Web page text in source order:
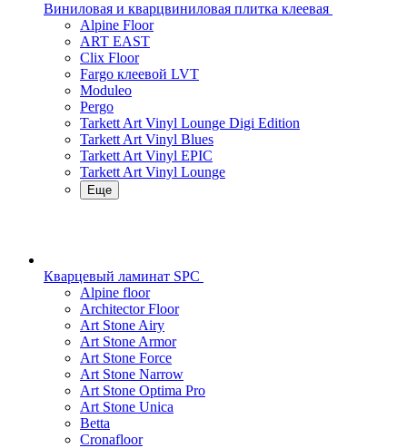
Виниловая и кварцвиниловая плитка клеевая
Alpine Floor
ART EAST
Clix Floor
Fargo клеевой LVT
Moduleo
Pergo
Tarkett Art Vinyl Lounge Digi Edition
Tarkett Art Vinyl Blues
Tarkett Art Vinyl EPIC
Tarkett Art Vinyl Lounge
Еще
Кварцевый ламинат SPC
Alpine floor
Architector Floor
Art Stone Airy
Art Stone Armor
Art Stone Force
Art Stone Narrow
Art Stone Optima Pro
Art Stone Unica
Betta
Cronafloor